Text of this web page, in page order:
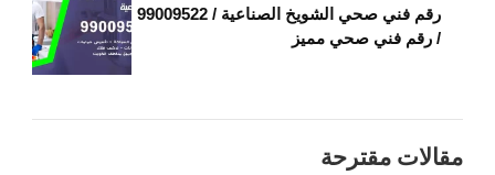
رقم فني صحي الشويخ الصناعية / 99009522
/ رقم فني صحي مميز
مقالات مقترحة